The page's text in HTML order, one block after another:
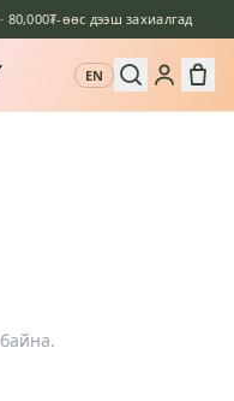
· 80,000₮-өөс дээш захиалгад
EN